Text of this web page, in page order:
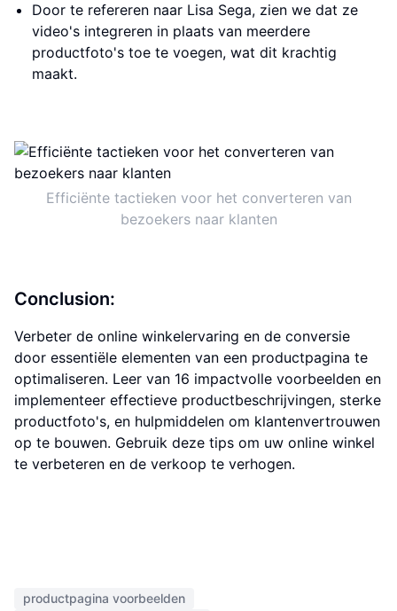
Door te refereren naar Lisa Sega, zien we dat ze
video's integreren in plaats van meerdere
productfoto's toe te voegen, wat dit krachtig
maakt.
Efficiënte tactieken voor het converteren van
bezoekers naar klanten
Conclusion:
Verbeter de online winkelervaring en de conversie
door essentiële elementen van een productpagina te
optimaliseren. Leer van 16 impactvolle voorbeelden en
implementeer effectieve productbeschrijvingen, sterke
productfoto's, en hulpmiddelen om klantenvertrouwen
op te bouwen. Gebruik deze tips om uw online winkel
te verbeteren en de verkoop te verhogen.
productpagina voorbeelden